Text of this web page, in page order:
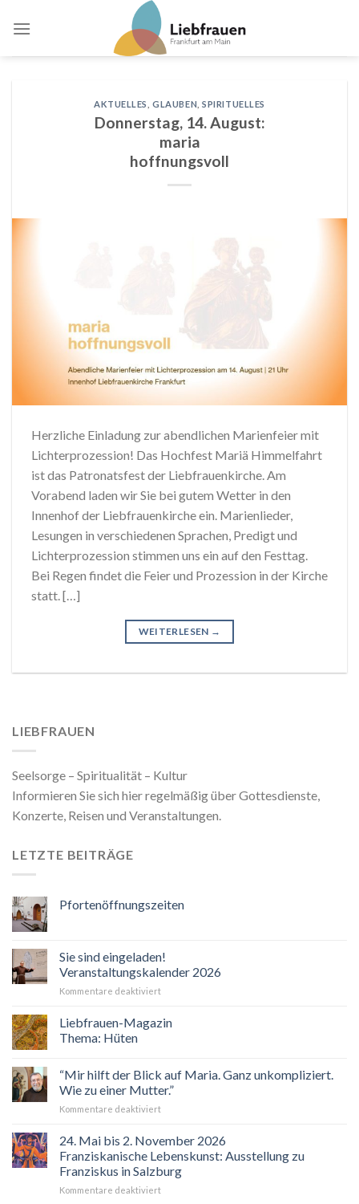
AKTUELLES ,GLAUBEN ,SPIRITUELLES
Donnerstag, 14. August:
maria
hoffnungsvoll
Herzliche Einladung zur abendlichen Marienfeier mit
Lichterprozession! Das Hochfest Mariä Himmelfahrt
ist das Patronatsfest der Liebfrauenkirche. Am
Vorabend laden wir Sie bei gutem Wetter in den
Innenhof der Liebfrauenkirche ein. Marienlieder,
Lesungen in verschiedenen Sprachen, Predigt und
Lichterprozession stimmen uns ein auf den Festtag.
Bei Regen findet die Feier und Prozession in der Kirche
statt. […]
WEITERLESEN →
LIEBFRAUEN
Seelsorge – Spiritualität – Kultur
Informieren Sie sich hier regelmäßig über Gottesdienste,
Konzerte, Reisen und Veranstaltungen.
LETZTE BEITRÄGE
Pfortenöffnungszeiten
Sie sind eingeladen!
Veranstaltungskalender 2026
Kommentare deaktiviertfür
sind
eingeladen!
Liebfrauen-Magazin
Thema: Hüten
“Mir hilft der Blick auf Maria. Ganz unkompliziert.
Wie zu einer Mutter.”
Kommentare deaktiviertfür
hilft
der
Blick
auf
Maria.
24. Mai bis 2. November 2026
Franziskanische Lebenskunst: Ausstellung zu
Franziskus in Salzburg
Kommentare deaktiviertfür